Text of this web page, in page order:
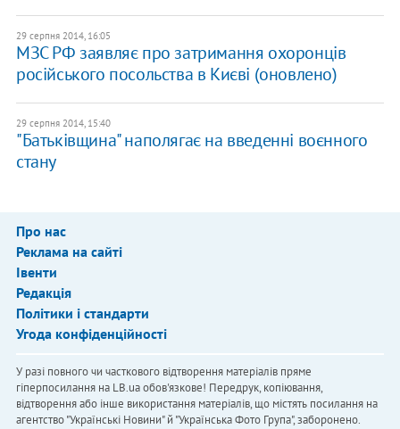
29 серпня 2014, 16:05
МЗС РФ заявляє про затримання охоронців
російського посольства в Києві (оновлено)
29 серпня 2014, 15:40
"Батьківщина" наполягає на введенні воєнного
стану
Про нас
Реклама на сайті
Івенти
Редакція
Політики і стандарти
Угода конфіденційності
У разі повного чи часткового відтворення матеріалів пряме
гіперпосилання на LB.ua обов'язкове! Передрук, копіювання,
відтворення або інше використання матеріалів, що містять посилання на
агентство "Українськi Новини" й "Українська Фото Група", заборонено.